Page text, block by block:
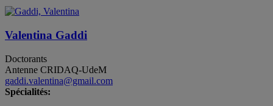
Valentina Gaddi
Doctorants
Antenne CRIDAQ-UdeM
gaddi.valentina@gmail.com
Spécialités: